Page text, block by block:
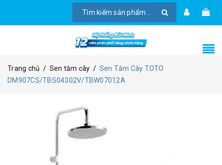
Trang chủ / Sen tắm cây / Sen Tắm Cây TOTO
DM907CS/TBS04302V/TBW07012A